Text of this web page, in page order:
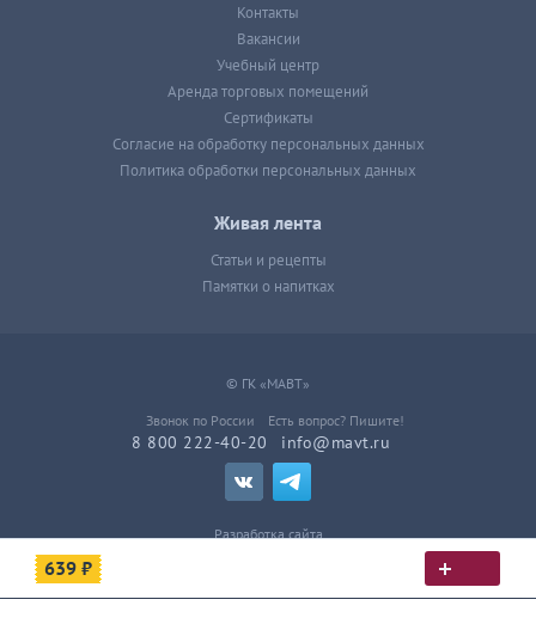
639 ₽
Контакты
Вакансии
Учебный центр
Аренда торговых помещений
Сертификаты
Согласие на обработку персональных данных
Политика обработки персональных данных
Живая лента
Статьи и рецепты
Памятки о напитках
© ГК «МАВТ»
Звонок по России
8 800 222-40-20
Есть вопрос? Пишите!
info@mavt.ru
Разработка сайта